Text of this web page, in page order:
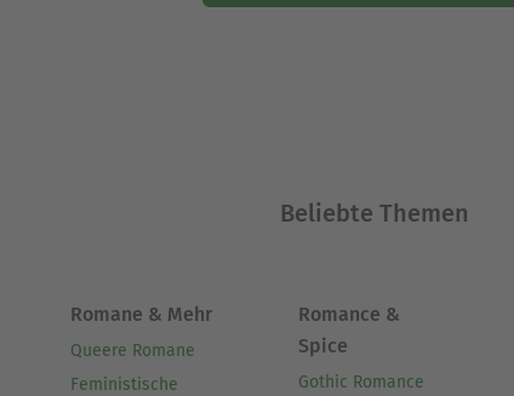
Beliebte Themen
Romane & Mehr
Queere Romane
Feministische
Romance &
Spice
Gothic Romance